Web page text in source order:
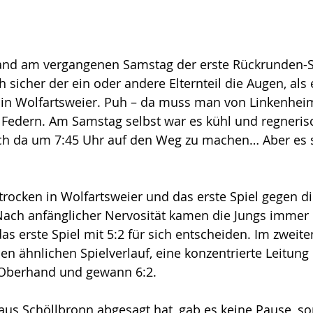
am vergangenen Samstag der erste
sicher der ein oder andere Elternteil die Augen,
Wolfartsweier. Puh – da muss man von
Am Samstag selbst war es kühl und
da um 7:45 Uhr auf den Weg zu machen… Aber
in Wolfartsweier und das erste Spiel gegen
anfänglicher Nervosität kamen die Jungs
erste Spiel mit 5:2 für sich entscheiden. Im
ähnlichen Spielverlauf, eine konzentrierte
und gewann 6:2.
Schöllbronn abgesagt hat, gab es keine Pause,